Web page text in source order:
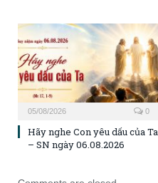
05/08/2026 0
Hãy nghe Con yêu dấu của Ta
– SN ngày 06.08.2026